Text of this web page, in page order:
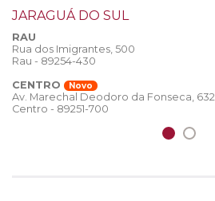
JARAGUÁ DO SUL
RAU
Rua dos Imigrantes, 500
Rau - 89254-430
CENTRO
Novo
Av. Marechal Deodoro da Fonseca, 632
Centro - 89251-700